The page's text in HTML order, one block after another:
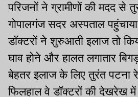
परिजनों ने ग्रामीणों की मदद से
गोपालगंज सदर अस्पताल
डॉक्टरों ने शुरुआती इलाज तो
घाव होने और हालत लगातार
बेहतर इलाज के लिए तुरंत पटना
फिलहाल वे डॉक्टरों की देखरेख में